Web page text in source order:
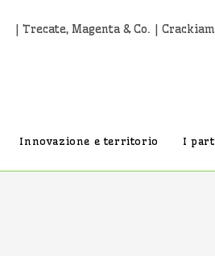
| Trecate, Magenta & Co. |
Innovazione e territorio I